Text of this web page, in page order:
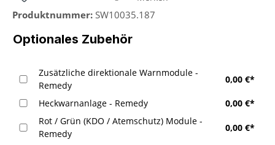
Produktnummer: SW10035.187
Optionales Zubehör
Zusätzliche direktionale Warnmodule -
Remedy
0,00 €*
Heckwarnanlage - Remedy
0,00 €*
Rot / Grün (KDO / Atemschutz) Module -
Remedy
0,00 €*